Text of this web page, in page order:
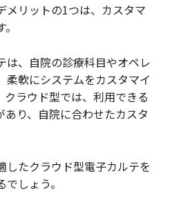
メリットの1つは、カスタマ
は、自院の診療科目やオペレ
柔軟にシステムをカスタマイ
クラウド型では、利用できる
り、自院に合わせたカスタ
したクラウド型電子カルテを
しょう。